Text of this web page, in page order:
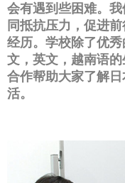
会有遇到些困难。
同抵抗压力，促进
经历。学校除了优
文，英文，越南语
合作帮助大家了解
活。